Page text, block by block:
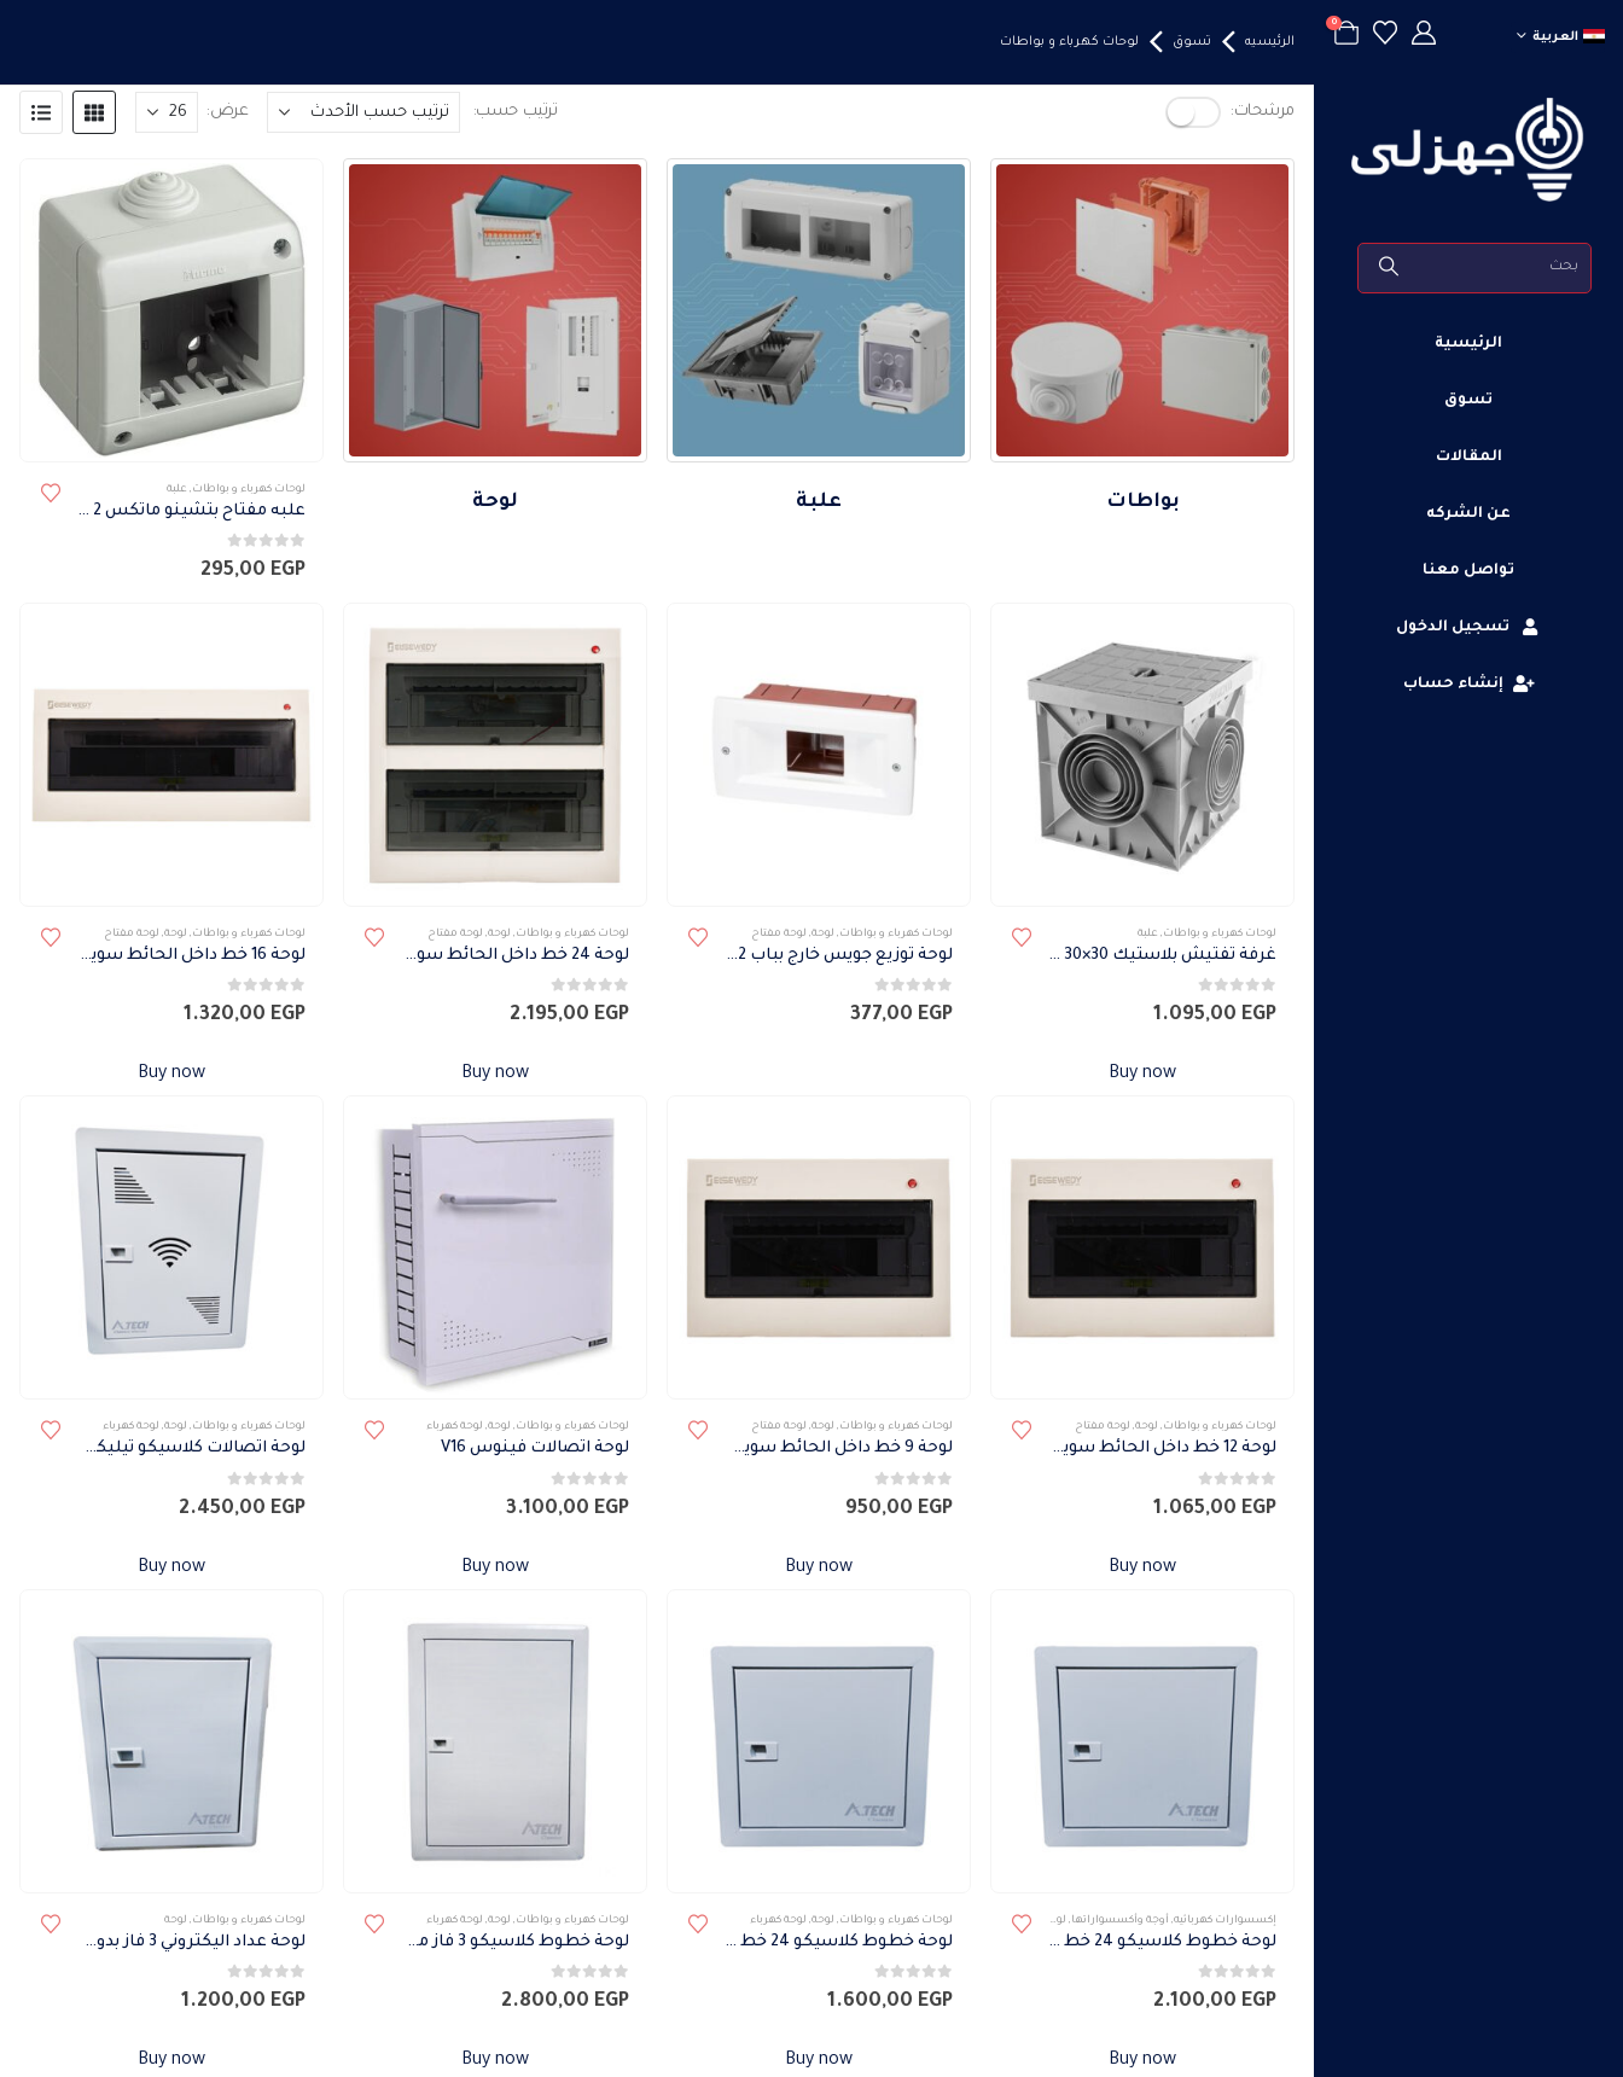
العربية
0
الرئيسية
تسوق
المقالات
عن الشركه
تواصل معنا
تسجيل الدخول
إنشاء حساب
الرئيسيه تسوق لوحات كهرباء و بواطات
مرشحات: ترتيب حسب: عرض:
بواطات علبة لوحة
لوحات كهرباء و بواطات , علبة
علبه مفتاح بتشينو ماتكس 2 فتحة
0من 5 295,00 EGP
لوحات كهرباء و بواطات , علبة
غرفة تفتيش بلاستيك 30×30 سم
0من 5 1.095,00 EGP
Buy now
لوحات كهرباء و بواطات , لوحة, لوحة مفتاح
لوحة توزيع جويس خارج بباب 2 خط IP40
0من 5 377,00 EGP
لوحات كهرباء و بواطات , لوحة, لوحة مفتاح
لوحة 24 خط داخل الحائط سويدي بقاعدة معدن
0من 5 2.195,00 EGP
Buy now
لوحات كهرباء و بواطات , لوحة, لوحة مفتاح
لوحة 16 خط داخل الحائط سويدي
0من 5 1.320,00 EGP
Buy now
لوحات كهرباء و بواطات , لوحة, لوحة مفتاح
لوحة 12 خط داخل الحائط سويدي
0من 5 1.065,00 EGP
Buy now
لوحات كهرباء و بواطات , لوحة, لوحة مفتاح
لوحة 9 خط داخل الحائط سويدي
0من 5 950,00 EGP
Buy now
لوحات كهرباء و بواطات , لوحة, لوحة كهرباء
لوحة اتصالات فينوس V16
0من 5 3.100,00 EGP
Buy now
لوحات كهرباء و بواطات , لوحة, لوحة كهرباء
لوحة اتصالات كلاسيكو تيليكوم
0من 5 2.450,00 EGP
Buy now
إكسسوارات كهربائيه, أوجة وأكسسواراتها , لوحات كهرباء و بواطات ,لوحة, لوحة كهرباء
لوحة خطوط كلاسيكو 24 خط رأسي بدون عمومي
0من 5 2.100,00 EGP
Buy now
لوحات كهرباء و بواطات , لوحة, لوحة كهرباء
لوحة خطوط كلاسيكو 24 خط رأسي بدون عمومي
0من 5 1.600,00 EGP
Buy now
لوحات كهرباء و بواطات , لوحة, لوحة كهرباء
لوحة خطوط كلاسيكو 3 فاز مينيتشر بالعمومي 24 خط
0من 5 2.800,00 EGP
Buy now
لوحات كهرباء و بواطات , لوحة
لوحة عداد اليكتروني 3 فاز بدون عمومي
0من 5 1.200,00 EGP
Buy now